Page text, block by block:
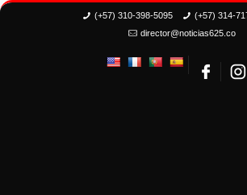
(+57) 310-398-5095
(+57) 314-
director@noticias625.co